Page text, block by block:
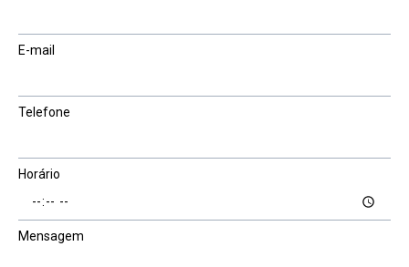
E-mail
Telefone
Horário
Mensagem